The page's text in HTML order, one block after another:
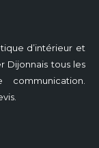
d’intérieur et
Dijonnais tous les